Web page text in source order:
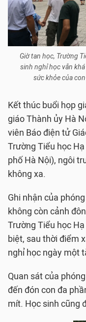
Giờ tan học, Trường
sinh nghỉ học vẫn
sức khỏe của
Kết thúc buổi họp
giáo Thành ủy Hà
viên Báo điện tử
Trường Tiểu học
phố Hà Nội), ngôi
không xa.
Ghi nhận của
không còn cảnh
Trường Tiểu học
biệt, sau thời điểm
nghỉ học ngày một
Quan sát của
đến đón con đa
mít. Học sinh cũng